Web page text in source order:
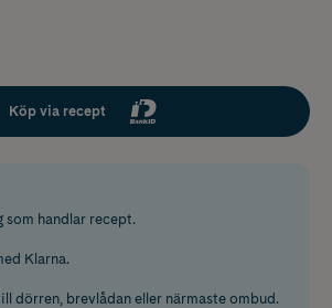
Köp via recept
som handlar recept.
Klarna.
dörren, brevlådan eller närmaste ombud.